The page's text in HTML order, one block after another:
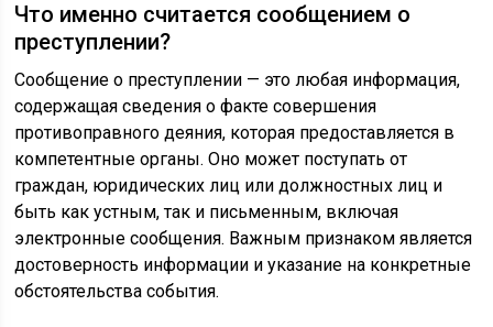
Что именно считается сообщением о
преступлении?
Сообщение о преступлении — это любая информация,
содержащая сведения о факте совершения
противоправного деяния, которая предоставляется в
компетентные органы. Оно может поступать от
граждан, юридических лиц или должностных лиц и
быть как устным, так и письменным, включая
электронные сообщения. Важным признаком является
достоверность информации и указание на конкретные
обстоятельства события.